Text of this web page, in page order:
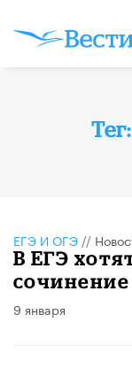
Тег:
ЕГЭ И ОГЭ //
В ЕГЭ
9 января